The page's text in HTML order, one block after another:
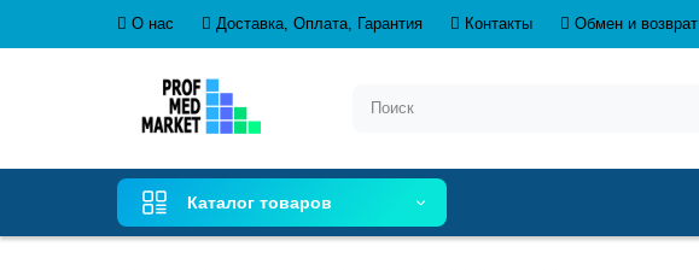
О нас Доставка, Оплата, Гарантия Контакты Обмен и возврат
Каталог товаров